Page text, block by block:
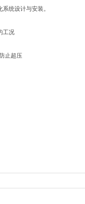
统设计与安装。
工况
止超压